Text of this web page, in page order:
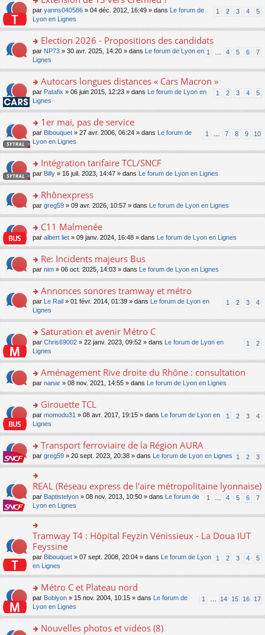
c
e
pl
u
s
ré
c
e
nt
o
n
pl
u
s
ré
c
nt
e
s
g
e
n
o
n
le
s
ré
e
ult
er
le
m
e
s
s
e
n
o
n
lu
pl
ré
c
e
o
s
er
le
m
e
s
s
a
n
o
n
lu
le
u
ré
c
e
1 2 3 4 5
par yanns040586 » 04 déc. 2012, 16:49 » dans
Le forum de
Lyon en Lignes
o
s
er
le
m
e
s
s
a
n
o
n
lu
pl
s
ré
c
nt
Election 2026 - Propositions des candidats
1 4 5 6 7
par NP73 » 30 avr. 2025, 14:20 » dans
Le forum de Lyon en
Lignes
o
s
er
le
m
e
s
s
e
n
o
n
le
u
s
ré
e
nt
Autocars longues distances « Cars Macron »
1 2 3 4 5
par Patafix » 06 juin 2015, 12:23 » dans
Le forum de Lyon en
Lignes
o
s
er
le
m
e
s
g
e
n
o
lu
pl
u
ré
e
nt
1er mai, pas de service
1 7 8 9 10
par Bibouquet » 27 avr. 2006, 06:24 » dans
Le forum de
Lyon en Lignes
o
n
ult
er
le
m
e
a
g
e
n
n
pl
u
ré
e
nt
Intégration tarifaire TCL/SNCF
par Billy » 16 juil. 2023, 14:47 » dans Le forum de Lyon en Lignes
o
n
ult
er
le
m
e
a
g
e
n
o
lu
u
s
ré
e
nt
Rhônexpress
par greg59 » 09 avr. 2026, 10:57 » dans Le forum de Lyon en Lignes
o
n
ult
er
le
m
e
s
g
e
n
o
n
le
u
s
ré
c
nt
C11 Malmenée
par albert liet » 09 janv. 2024, 16:48 » dans Le forum de Lyon en Lignes
o
n
ult
er
le
m
e
s
s
e
n
o
n
le
s
ré
c
e
nt
Re: Incidents majeurs Bus
par nim » 06 oct. 2025, 14:03 » dans Le forum de Lyon en Lignes
o
s
er
le
m
e
s
s
e
n
o
n
lu
pl
s
ré
c
nt
Annonces sonores tramway et métro
1 2 3 4
par Le Rail » 01 févr. 2014, 01:39 » dans
Le forum de Lyon en
Lignes
o
s
er
le
m
e
s
s
e
n
o
n
lu
pl
ré
e
nt
Saturation et avenir Métro C
1 2
par Chris69002 » 22 janv. 2023, 09:52 » dans
Le forum de Lyon en
Lignes
o
n
ult
er
le
m
e
s
a
e
n
o
n
lu
le
pl
u
s
ré
c
e
nt
Aménagement Rive droite du Rhône : consultation
par nanar » 08 nov. 2021, 14:55 » dans Le forum de Lyon en Lignes
o
s
er
le
m
e
s
s
a
e
o
n
lu
le
pl
s
ré
c
e
nt
Girouette TCL
1 2 3 4
par momodu31 » 08 avr. 2017, 19:15 » dans
Le forum de Lyon en
Lignes
o
n
s
ult
er
le
m
e
s
a
e
n
lu
le
pl
s
Transport ferroviaire de la Région AURA
1 2 3
par greg59 » 20 sept. 2023, 20:38 » dans Le forum de Lyon en Lignes
o
n
s
le
m
e
s
s
a
e
n
o
n
lu
REAL (Réseau express de l'aire métropolitaine lyonnaise)
1 4 5 6 7
par Baptistelyon » 08 nov. 2013, 10:50 » dans
Le forum de
Lyon en Lignes
o
n
ult
le
m
e
s
s
g
Tramway T4 : Hôpital Feyzin Vénissieux - La Doua IUT
Feyssine
1 2 3 4 5
par Bibouquet » 07 sept. 2008, 20:04 » dans
Le forum de Lyon
en Lignes
o
s
er
Métro C et Plateau nord
1 14 15 16 17
par Boblyon » 15 nov. 2004, 10:15 » dans
Le forum de
Lyon en Lignes
Nouvelles photos et vidéos (8)